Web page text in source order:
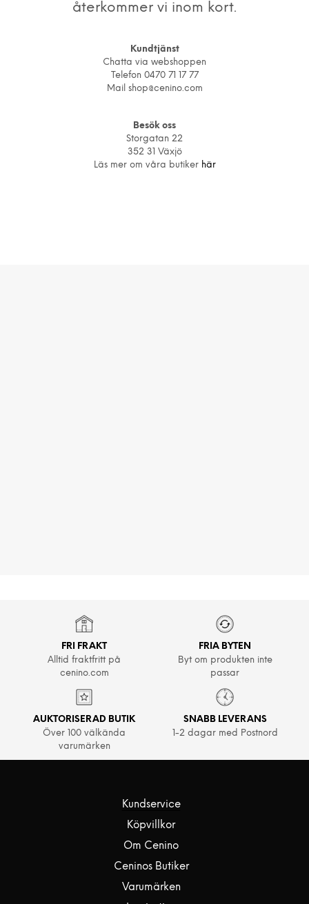
återkommer vi inom kort.
Kundtjänst
Chatta via webshoppen
Telefon 0470 71 17 77
Mail shop@cenino.com
Besök oss
Storgatan 22
352 31 Växjö
Läs mer om våra butiker här
FRI FRAKT
Alltid fraktfritt på
cenino.com
FRIA BYTEN
Byt om produkten inte
passar
AUKTORISERAD BUTIK
Över 100 välkända
varumärken
SNABB LEVERANS
1-2 dagar med Postnord
Kundservice
Köpvillkor
Om Cenino
Ceninos Butiker
Varumärken